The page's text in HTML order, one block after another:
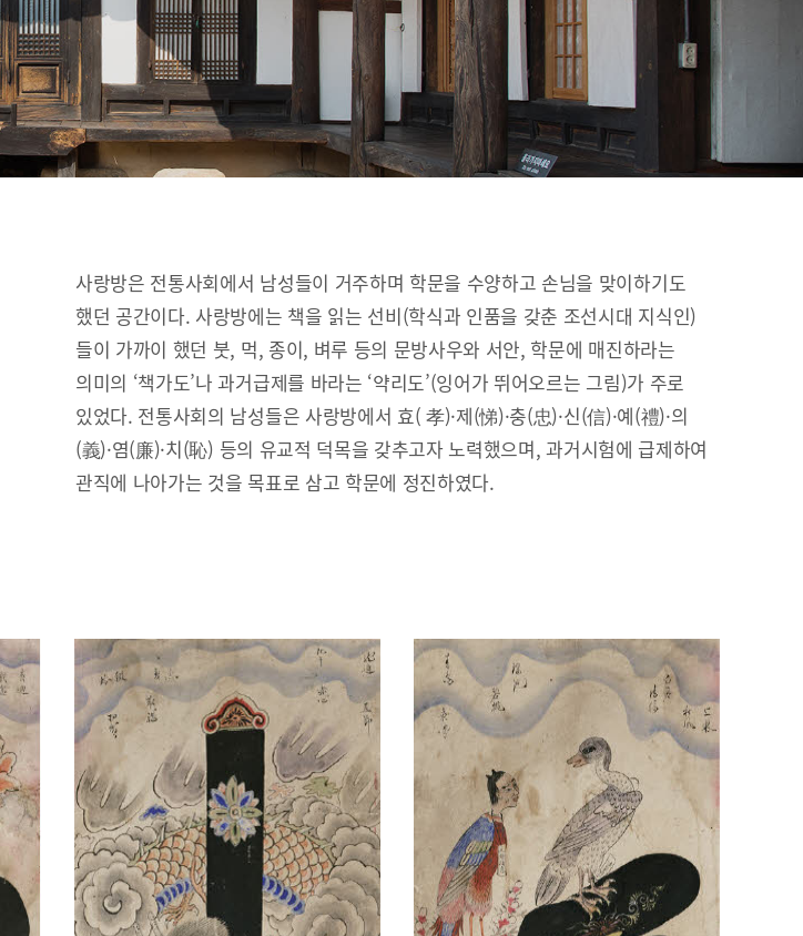
사랑방은 전통사회에서 남성들이 거주하며 학문을 수양하고 손님을 맞이하기도
했던 공간이다. 사랑방에는 책을 읽는 선비(학식과 인품을 갖춘 조선시대 지식인)
들이 가까이 했던 붓, 먹, 종이, 벼루 등의 문방사우와 서안, 학문에 매진하라는
의미의 ‘책가도’나 과거급제를 바라는 ‘약리도’(잉어가 뛰어오르는 그림)가 주로
있었다. 전통사회의 남성들은 사랑방에서 효( 孝)·제(悌)·충(忠)·신(信)·예(禮)·의
(義)·염(廉)·치(恥) 등의 유교적 덕목을 갖추고자 노력했으며, 과거시험에 급제하여
관직에 나아가는 것을 목표로 삼고 학문에 정진하였다.